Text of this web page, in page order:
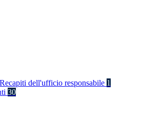
Recapiti dell'ufficio responsabile 1
30